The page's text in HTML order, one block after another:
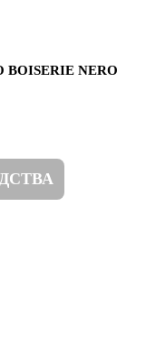
BOISERIE NERO